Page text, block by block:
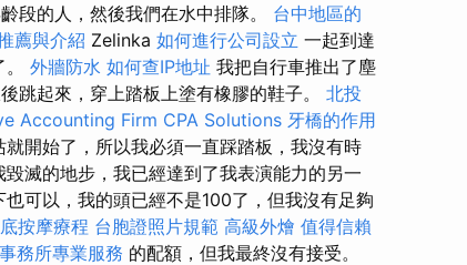
段的人，然後我們在水中排隊。 台中地區的
薦與介紹 Zelinka 如何進行公司設立 一起到達
外牆防水 如何查IP地址 我把自行車推出了塵
跳起來，穿上踏板上塗有橡膠的鞋子。 北投
Accounting Firm CPA Solutions 牙橋的作用
開始了，所以我必須一直踩踏板，我沒有時
滅的地步，我已經達到了我表演能力的另一
可以，我的頭已經不是100了，但我沒有足夠
按摩療程 台胞證照片規範 高級外燴 值得信賴
務所專業服務 的配額，但我最終沒有接受。